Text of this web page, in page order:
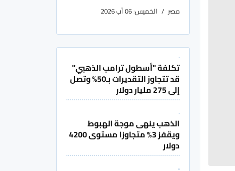
مصر الخميس: 06 آب 2026
تكلفة "أسطول ترامب الذهبي"
قد تتجاوز التقديرات بـ50% وتصل
إلى 275 مليار دولار
الذهب ينهى موجة الهبوط
ويقفز 3% متجاوزا مستوى 4200
دولار